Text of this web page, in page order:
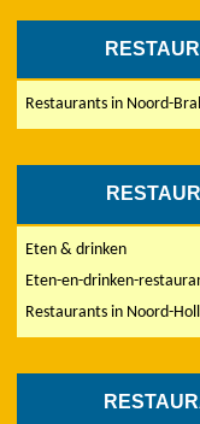
Restaurants in Noord-
Eten & drinken
Eten-en-drinken-
Restaurants in Noord-